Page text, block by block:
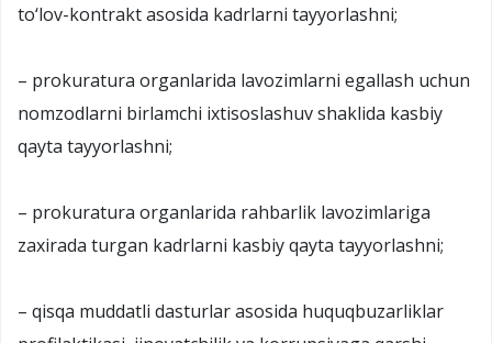
to‘lov-kontrakt asosida kadrlarni tayyorlashni;
– prokuratura organlarida lavozimlarni egallash uchun
nomzodlarni birlamchi ixtisoslashuv shaklida kasbiy
qayta tayyorlashni;
– prokuratura organlarida rahbarlik lavozimlariga
zaxirada turgan kadrlarni kasbiy qayta tayyorlashni;
– qisqa muddatli dasturlar asosida huquqbuzarliklar